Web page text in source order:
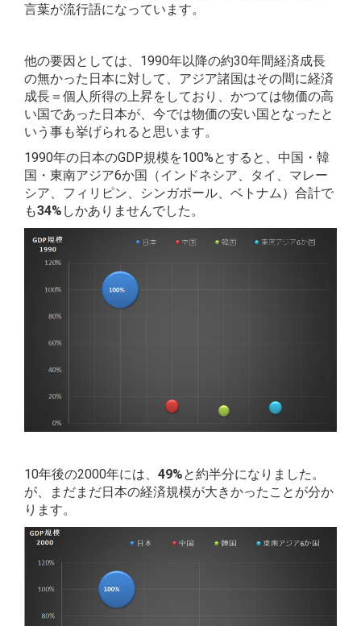
言葉が流行語になっています。
他の要因としては、1990年以降の約30年間経済成長
の無かった日本に対して、アジア諸国はその間に経済
成長＝個人所得の上昇をしており、かつては物価の高
い国であった日本が、今では物価の安い国となったと
いう事も挙げられると思います。
1990年の日本のGDP規模を100%とすると、中国・韓
国・東南アジア6か国（インドネシア、タイ、マレー
シア、フィリピン、シンガポール、ベトナム）合計で
も34% しかありませんでした。
10年後の2000年には、 49%と約半分になりました。
が、まだまだ日本の経済規模が大きかったことが分か
ります。